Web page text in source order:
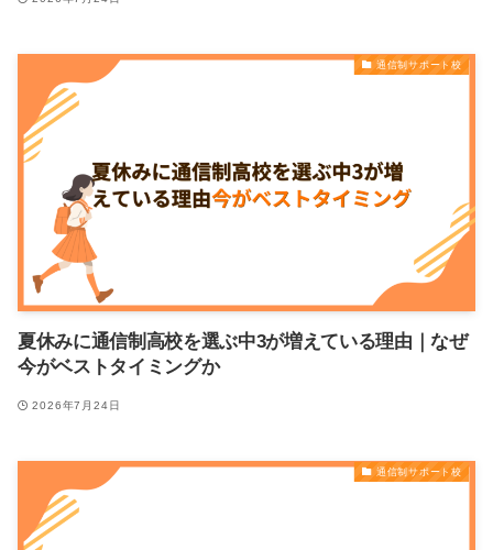
通信制サポート校
夏休みに通信制高校を選ぶ中3が増えている理由｜なぜ
今がベストタイミングか
2026年7月24日
通信制サポート校